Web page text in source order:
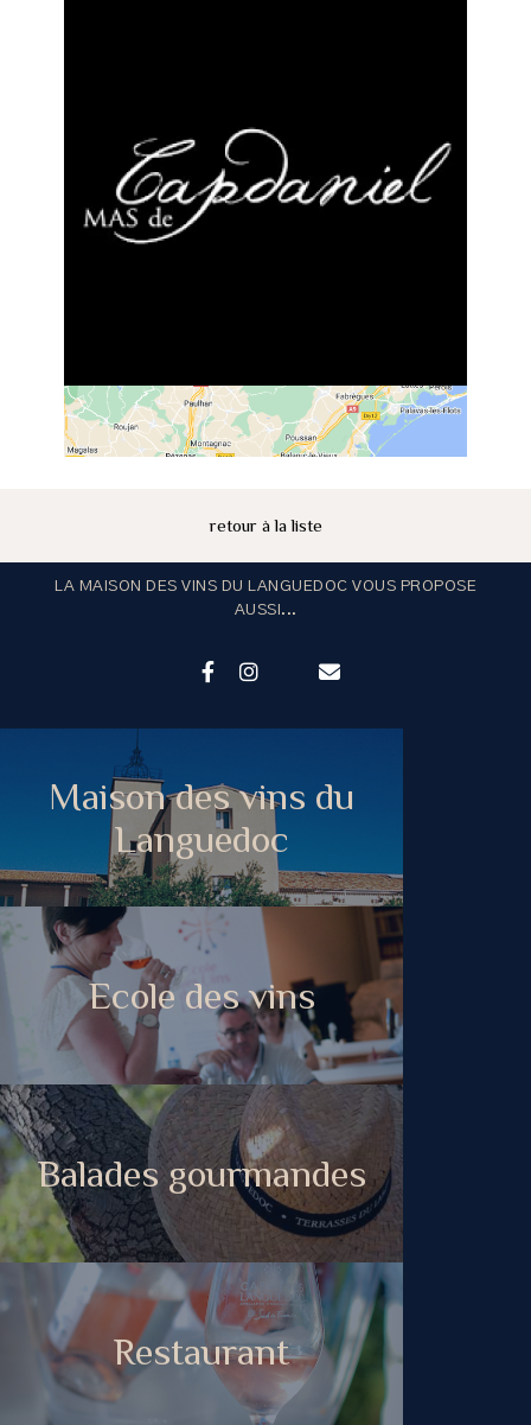
retour à la liste
LA MAISON DES VINS DU LANGUEDOC VOUS PROPOSE
AUSSI...
Maison des vins du
Languedoc
Ecole des vins
Balades gourmandes
Restaurant